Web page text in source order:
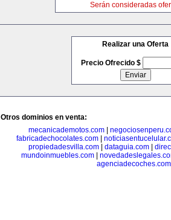
Serán consideradas
Realizar una Oferta
Precio Ofrecido $
Otros dominios en venta:
mecanicademotos.com|
fabricadechocolates.com|
propiedadesvilla.com| dataguia.com|
mundoinmuebles.com
agenciadecoches.com